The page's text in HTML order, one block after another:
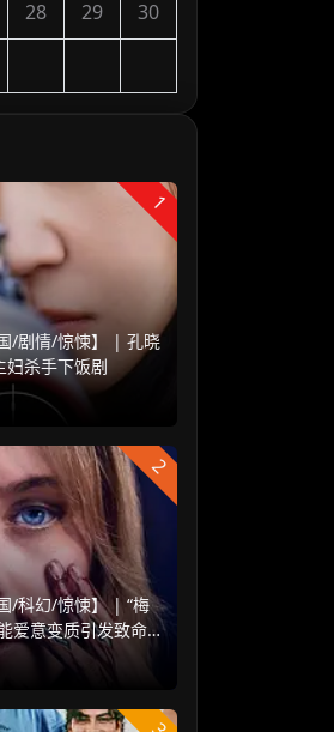
28 29 30
1
/剧情/惊悚】 | 孔晓
杀手下饭剧
2
/科幻/惊悚】 | “梅
爱意变质引发致命